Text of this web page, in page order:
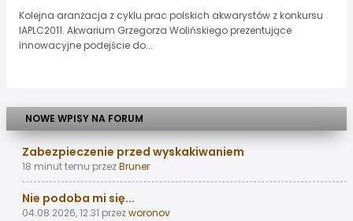
Kolejna aranżacja z cyklu prac polskich akwarystów z konkursu
IAPLC2011. Akwarium Grzegorza Wolińskiego prezentujące
innowacyjne podejście do...
NOWE WPISY NA FORUM
Zabezpieczenie przed wyskakiwaniem
18 minut temu przezBruner
Nie podoba mi się...
04.08.2026, 12:31 przezworonov